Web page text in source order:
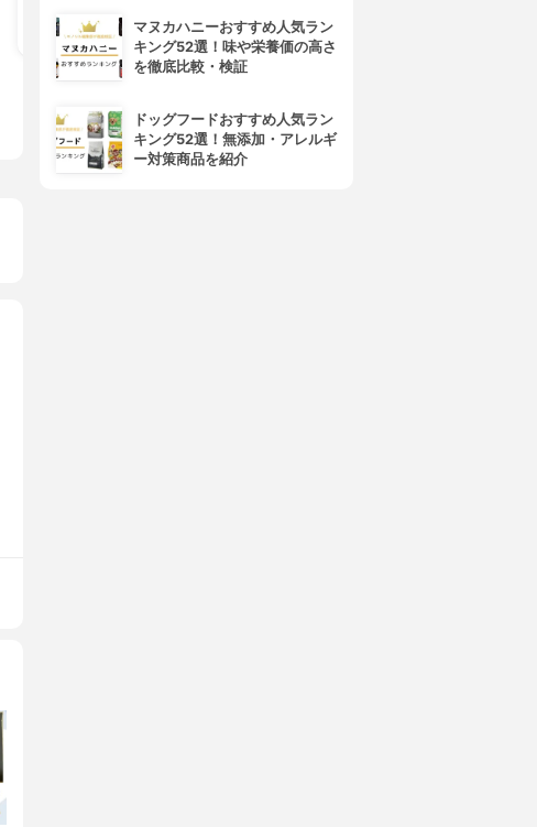
¥0
マヌカハニーおすすめ人気ラン
キング52選！味や栄養価の高さ
を徹底比較・検証
ドッグフードおすすめ人気ラン
キング52選！無添加・アレルギ
ー対策商品を紹介